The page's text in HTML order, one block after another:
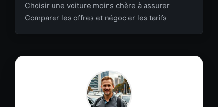
Choisir une voiture moins chère à assurer
Comparer les offres et négocier les tarifs